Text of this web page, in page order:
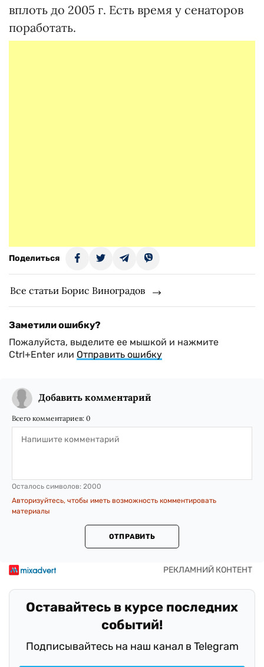
вплоть до 2005 г. Есть время у сенаторов
поработать.
Поделиться
Все статьи Борис Виноградов
Заметили ошибку?
Пожалуйста, выделите ее мышкой и нажмите
Ctrl+Enter или Отправить ошибку
Добавить комментарий
Всего комментариев: 0
Осталось символов: 2000
Авторизуйтесь, чтобы иметь возможность комментировать
материалы
ОТПРАВИТЬ
Оставайтесь в курсе последних
событий!
Подписывайтесь на наш канал в Telegram